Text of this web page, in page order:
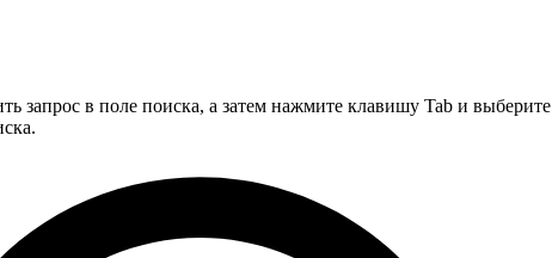
запрос в поле поиска, а затем нажмите клавишу Tab и выберите